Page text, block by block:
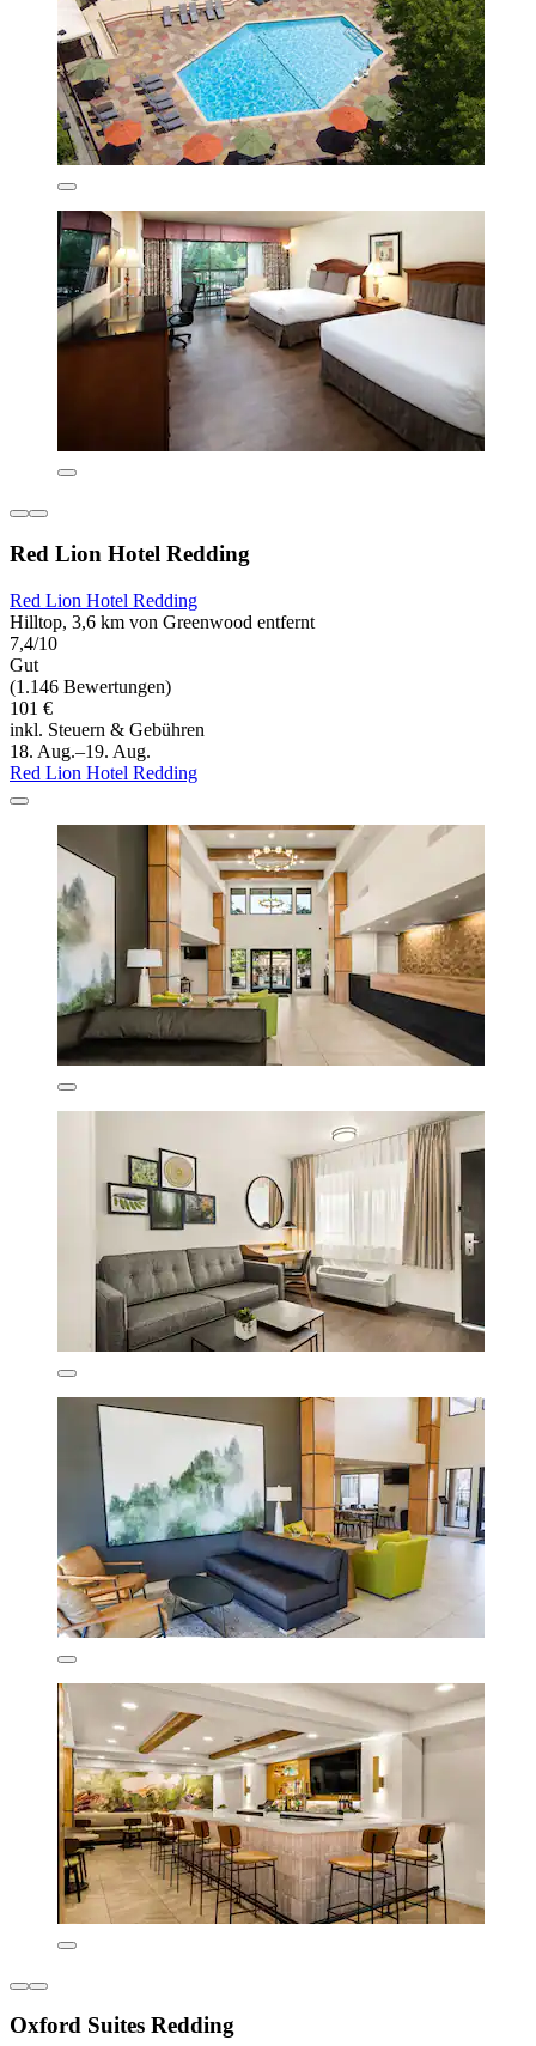
Red Lion Hotel Redding
Red Lion Hotel Redding
Hilltop, 3,6 km von Greenwood entfernt
7,4/10
Gut
(1.146 Bewertungen)
101 €
inkl. Steuern & Gebühren
18. Aug.–19. Aug.
Red Lion Hotel Redding
Oxford Suites Redding